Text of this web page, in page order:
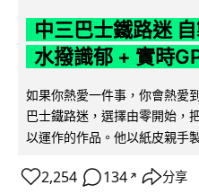
中三巴士鐵路迷
水撥識郁 + 實時
如果你熱愛一件事，你會熱愛
巴士鐵路迷，選擇由零開始，
以運作的作品。他以紙皮親手
2,254 134 ↗ 分享